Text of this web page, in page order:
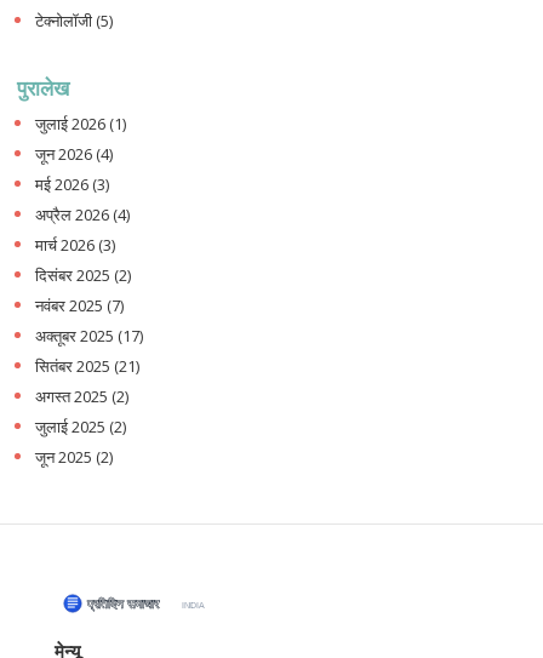
टेक्नोलॉजी (5)
पुरालेख
जुलाई 2026 (1)
जून 2026 (4)
मई 2026 (3)
अप्रैल 2026 (4)
मार्च 2026 (3)
दिसंबर 2025 (2)
नवंबर 2025 (7)
अक्तूबर 2025 (17)
सितंबर 2025 (21)
अगस्त 2025 (2)
जुलाई 2025 (2)
जून 2025 (2)
मेन्यू